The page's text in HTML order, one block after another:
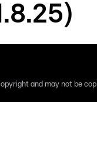
and may not be